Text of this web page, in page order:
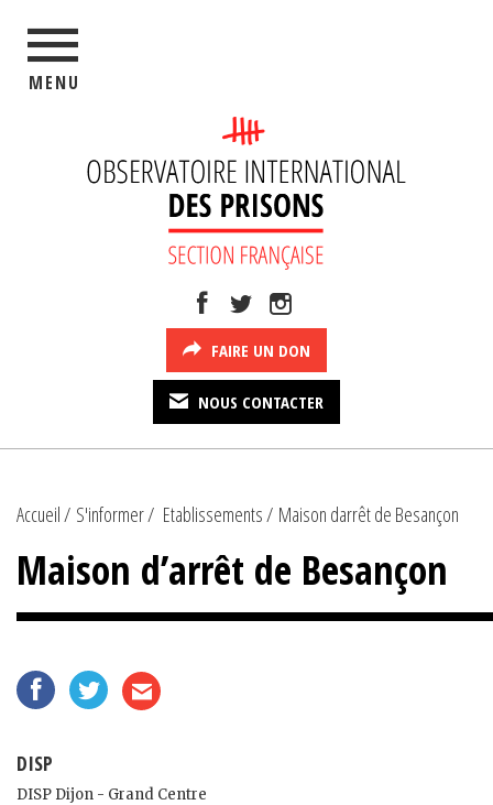
MENU
FAIRE UN DON
NOUS CONTACTER
Accueil S'informer Etablissements Maison darrêt de Besançon
Maison d’arrêt de Besançon
DISP
DISP Dijon - Grand Centre